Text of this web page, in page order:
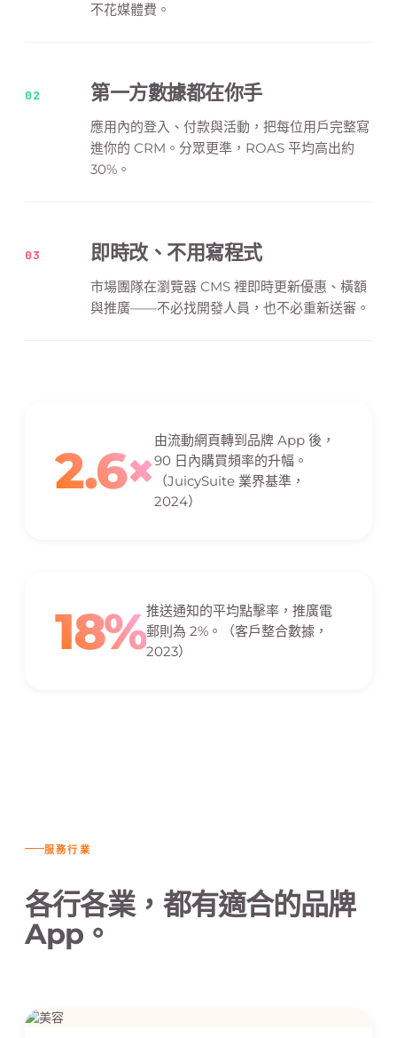
不花媒體費。
02 第一方數據都在你手
應用內的登入、付款與活動，把每位用戶完整寫
進你的 CRM。分眾更準，ROAS 平均高出約
30%。
03 即時改、不用寫程式
市場團隊在瀏覽器 CMS 裡即時更新優惠、橫額
與推廣——不必找開發人員，也不必重新送審。
2.6×
由流動網頁轉到品牌 App 後，
90 日內購買頻率的升幅。
（JuicySuite 業界基準，
2024）
18%推送通知的平均點擊率，推廣電
郵則為 2%。（客戶整合數據，
2023）
服務行業
各行各業，都有適合的品牌
App。